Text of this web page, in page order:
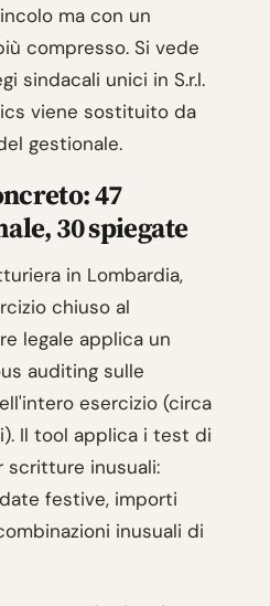
ma con un
compresso. Si vede
sindacali unici in S.r.l.
viene sostituito da
gestionale.
47
30 spiegate
in Lombardia,
chiuso al
legale applica un
auditing sulle
esercizio (circa
Il tool applica i test di
scritture inusuali:
festive, importi
inusuali di